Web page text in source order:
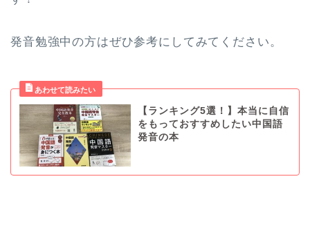
発音勉強中の方はぜひ参考にしてみてください。
【ランキング5選！】本当に自信
をもっておすすめしたい中国語
発音の本